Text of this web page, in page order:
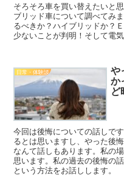
そろそろ車を買い替えたいと
ブリッド車について調べてみ
るべきか？ハイブリッドか？
少ないことが判明！そして電
日常・体験談
や
か
ど
今回は後悔についての話しで
るとは思いますし、やった後
なんて話しもあります。私の
思います。私の過去の後悔の
という方法をお話しします。